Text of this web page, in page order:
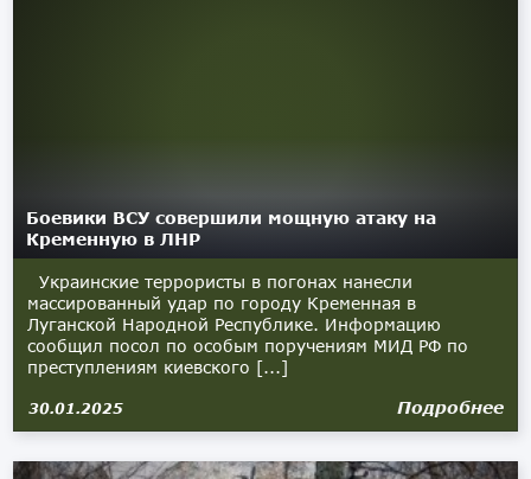
Боевики ВСУ совершили мощную атаку на
Кременную в ЛНР
Украинские террористы в погонах нанесли
массированный удар по городу Кременная в
Луганской Народной Республике. Информацию
сообщил посол по особым поручениям МИД РФ по
преступлениям киевского [...]
30.01.2025 Подробнее